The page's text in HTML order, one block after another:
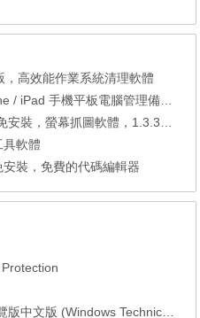
高效能作業系統清理軟體
手機平板電腦管理備份還原軟體
螢幕抓圖軟體，1.3.315 安裝版
軟體
裝，免費的代碼編輯器
版 (Windows Technical Preview)